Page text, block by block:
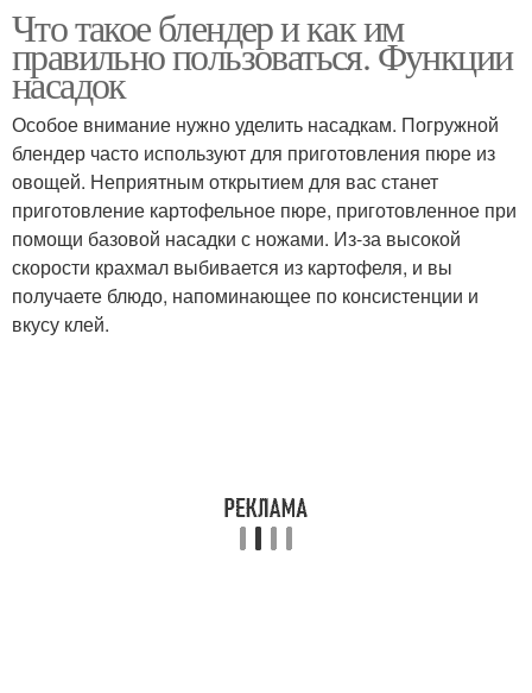
Что такое блендер и как им
правильно пользоваться. Функции
насадок
Особое внимание нужно уделить насадкам. Погружной
блендер часто используют для приготовления пюре из
овощей. Неприятным открытием для вас станет
приготовление картофельное пюре, приготовленное при
помощи базовой насадки с ножами. Из-за высокой
скорости крахмал выбивается из картофеля, и вы
получаете блюдо, напоминающее по консистенции и
вкусу клей.